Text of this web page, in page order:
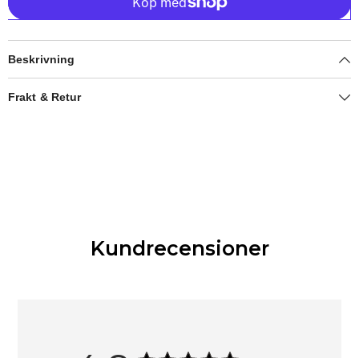
Beskrivning
Frakt & Retur
Kundrecensioner